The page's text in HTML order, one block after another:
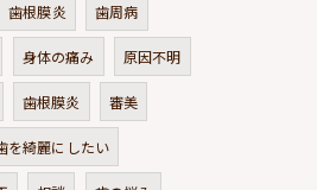
根膜炎 歯周病
身体の痛み 原因不明
歯根膜炎 審美
を綺麗にしたい